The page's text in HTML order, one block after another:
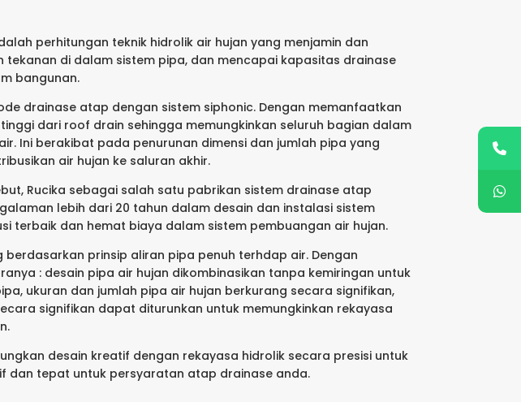
perhitungan teknik hidrolik air hujan yang menjamin dan
tekanan di dalam sistem pipa, dan mencapai kapasitas drainase
bangunan.
drainase atap dengan sistem siphonic. Dengan memanfaatkan
dari roof drain sehingga memungkinkan seluruh bagian dalam
Ini berakibat pada penurunan dimensi dan jumlah pipa yang
air hujan ke saluran akhir.
Rucika sebagai salah satu pabrikan sistem drainase atap
lebih dari 20 tahun dalam desain dan instalasi sistem
terbaik dan hemat biaya dalam sistem pembuangan air hujan.
berdasarkan prinsip aliran pipa penuh terhdap air. Dengan
: desain pipa air hujan dikombinasikan tanpa kemiringan untuk
ukuran dan jumlah pipa air hujan berkurang secara signifikan,
signifikan dapat diturunkan untuk memungkinkan rekayasa
desain kreatif dengan rekayasa hidrolik secara presisi untuk
dan tepat untuk persyaratan atap drainase anda.